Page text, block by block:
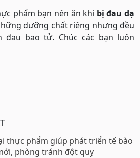
phẩm bạn nên ăn khi bị đau dạ
dưỡng chất riêng nhưng đều
đau bao tử. Chúc các bạn luôn
thực phẩm giúp phát triển tế bào
phòng tránh đột quỵ